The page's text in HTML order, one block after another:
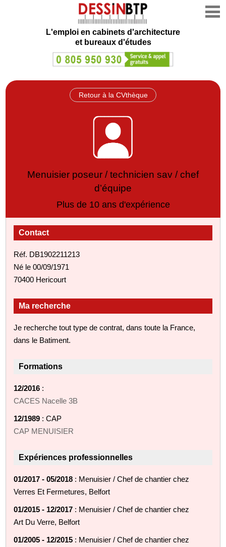
L'emploi en cabinets d'architecture
et bureaux d'études
Retour à la CVthèque
Menuisier poseur / technicien sav / chef
d’équipe
Plus de 10 ans d'expérience
Contact
Réf. DB1902211213
Né le 00/09/1971
70400 Hericourt
Ma recherche
Je recherche tout type de contrat, dans toute la France,
dans le Batiment.
Formations
12/2016 :
CACES Nacelle 3B
12/1989 : CAP
CAP MENUISIER
Expériences professionnelles
01/2017 - 05/2018 : Menuisier / Chef de chantier chez
Verres Et Fermetures, Belfort
01/2015 - 12/2017 : Menuisier / Chef de chantier chez
Art Du Verre, Belfort
01/2005 - 12/2015 : Menuisier / Chef de chantier chez